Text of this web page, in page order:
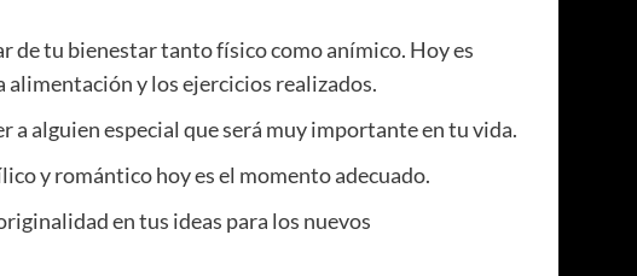
de tu bienestar tanto físico como anímico. Hoy es
y los ejercicios realizados.
a alguien especial que será muy importante en tu vida.
y romántico hoy es el momento adecuado.
en tus ideas para los nuevos